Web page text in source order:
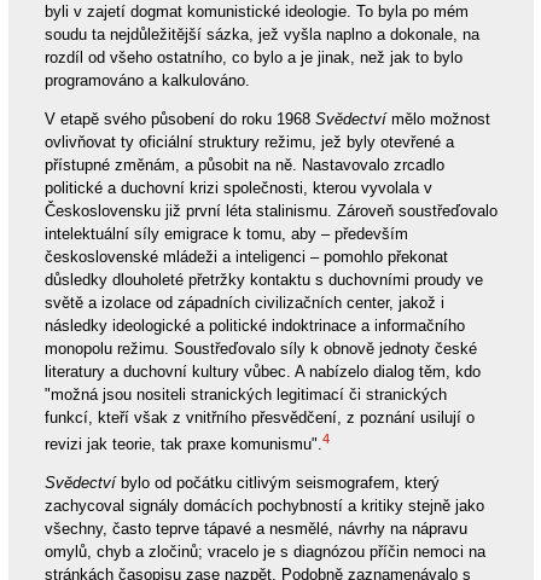
byli v zajetí dogmat komunistické ideologie. To byla po mém
soudu ta nejdůležitější sázka, jež vyšla naplno a dokonale, na
rozdíl od všeho ostatního, co bylo a je jinak, než jak to bylo
programováno a kalkulováno.
V etapě svého působení do roku 1968 Svědectvímělo možnost
ovlivňovat ty oficiální struktury režimu, jež byly otevřené a
přístupné změnám, a působit na ně. Nastavovalo zrcadlo
politické a duchovní krizi společnosti, kterou vyvolala v
Československu již první léta stalinismu. Zároveň soustřeďovalo
intelektuální síly emigrace k tomu, aby – především
československé mládeži a inteligenci – pomohlo překonat
důsledky dlouholeté přetržky kontaktu s duchovními proudy ve
světě a izolace od západních civilizačních center, jakož i
následky ideologické a politické indoktrinace a informačního
monopolu režimu. Soustřeďovalo síly k obnově jednoty české
literatury a duchovní kultury vůbec. A nabízelo dialog těm, kdo
"možná jsou nositeli stranických legitimací či stranických
funkcí, kteří však z vnitřního přesvědčení, z poznání usilují o
revizi jak teorie, tak praxe komunismu".4
Svědectvíbylo od počátku citlivým seismografem, který
zachycoval signály domácích pochybností a kritiky stejně jako
všechny, často teprve tápavé a nesmělé, návrhy na nápravu
omylů, chyb a zločinů; vracelo je s diagnózou příčin nemoci na
stránkách časopisu zase nazpět. Podobně zaznamenávalo s